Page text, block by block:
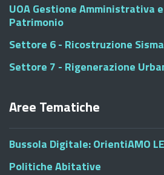
UOA Gestione Amministrativa
Patrimonio
Settore 6 - Ricostruzione Sisma
Settore 7 - Rigenerazione
Aree Tematiche
Bussola Digitale: OrientiAMO
Politiche Abitative